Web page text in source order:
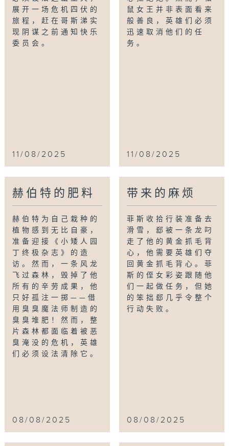
展开一场危机四伏的
旅程，赶在哥斯涕实
现阴谋之前通知快乐
委员会。
11/08/2025
鼠女王并非表面看来
般善良，英雄们必须
迅速取消他们的任
务。
11/08/2025
赫伯特的肥料
赫伯特为自己栽种的
植物感到无比自豪，
准备迎接《小矮人园
丁终极杂志》的造
访。然而，一条风龙
飞过森林，毁掉了他
所有的辛劳成果，他
只好孤注一掷——借
用臭臭魔法师制造的
臭臭堆肥！然而，整
片森林都面临着被恶
臭淹没的危机，英雄
们必须设法清除它。
08/08/2025
带来的麻烦
菲斯收拾行装准备去
滑雪，郄被一条龙叼
走了他的黄金抓毛背
心，他需要英雄们夺
回黄金抓毛背心。菲
斯的侄女彩姿跟随他
们一起做任务，但她
的笨拙郄几乎令整个
行动失败。
08/08/2025